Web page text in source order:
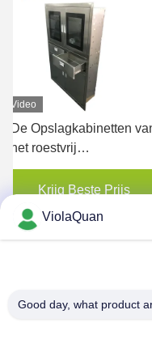
Video
De Opslagkabinetten
het roestvrij
staalziekenhuis voor
DrugKrijg Beste Prijs
ViolaQuan
Good day, what product